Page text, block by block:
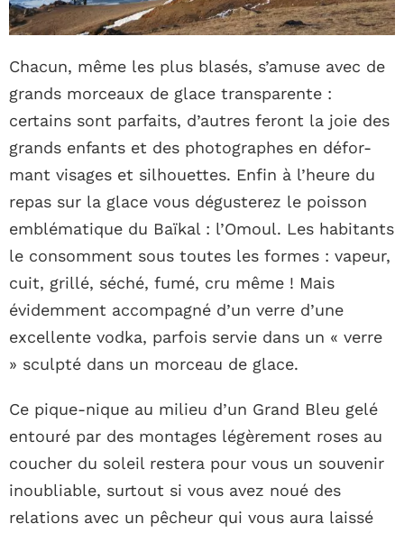
Chacun, même les plus blasés, s’amuse avec de
grands morceaux de glace transparente :
certains sont parfaits, d’autres feront la joie des
grands enfants et des photographes en défor-
mant visages et silhouettes. Enfin à l’heure du
repas sur la glace vous dégusterez le poisson
emblématique du Baïkal : l’Omoul. Les habitants
le consomment sous toutes les formes : vapeur,
cuit, grillé, séché, fumé, cru même ! Mais
évidemment accompagné d’un verre d’une
excellente vodka, parfois servie dans un « verre
» sculpté dans un morceau de glace.
Ce pique-nique au milieu d’un Grand Bleu gelé
entouré par des montages légèrement roses au
coucher du soleil restera pour vous un souvenir
inoubliable, surtout si vous avez noué des
relations avec un pêcheur qui vous aura laissé